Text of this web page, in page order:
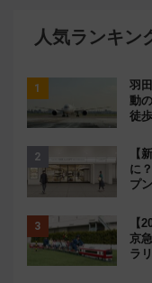
人気ランキン
羽
動
徒
【
に
プ
【
京
ラ